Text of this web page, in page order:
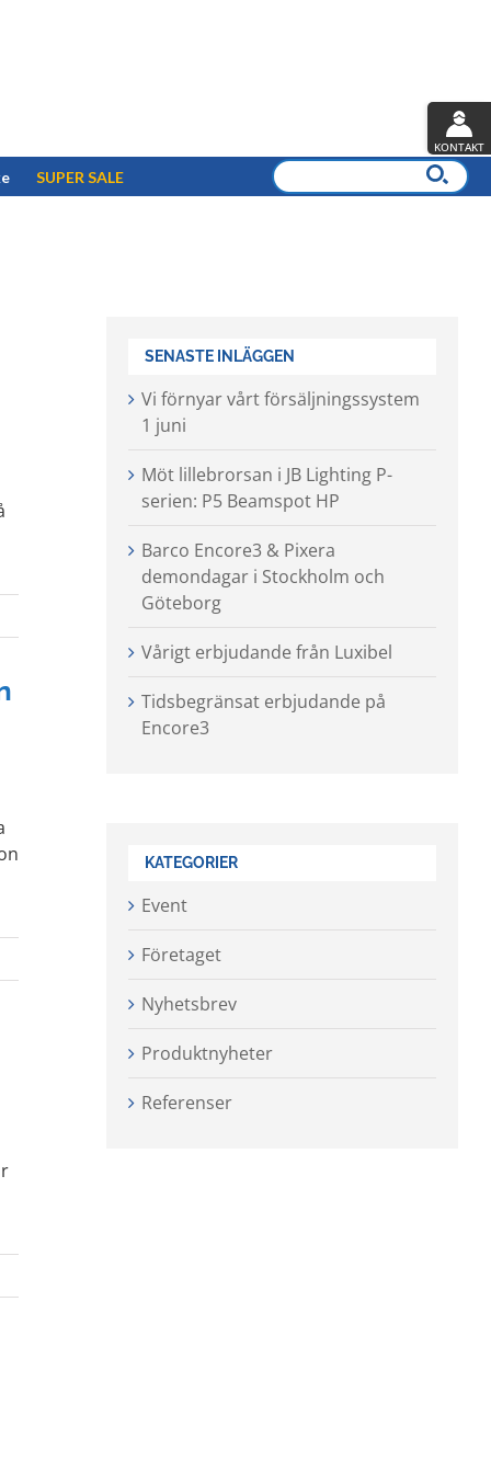
SUPER SALE
SENASTE INLÄGGEN
Vi förnyar vårt försäljningssystem
1 juni
Möt lillebrorsan i JB Lighting P-
serien: P5 Beamspot HP
Barco Encore3 & Pixera
demondagar i Stockholm och
Göteborg
Vårigt erbjudande från Luxibel
Tidsbegränsat erbjudande på
Encore3
KATEGORIER
Event
Företaget
Nyhetsbrev
Produktnyheter
Referenser
KONTAKT